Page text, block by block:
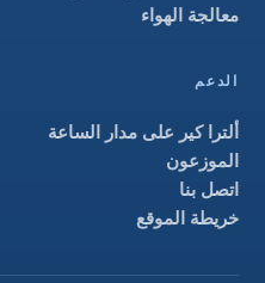
معالجة الهواء
الدعم
ألترا كير على مدار الساعة
الموزعون
اتصل بنا
خريطة الموقع